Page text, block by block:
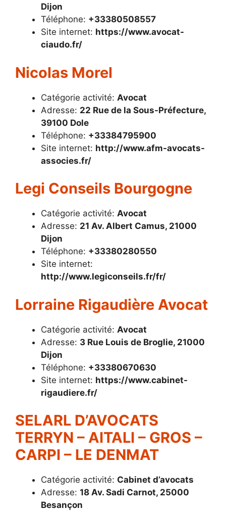
Dijon
Téléphone: +33380508557
Site internet: https://www.avocat-
ciaudo.fr/
Nicolas Morel
Catégorie activité: Avocat
Adresse: 22 Rue de la Sous-Préfecture,
39100 Dole
Téléphone: +33384795900
Site internet: http://www.afm-avocats-
associes.fr/
Legi Conseils Bourgogne
Catégorie activité: Avocat
Adresse: 21 Av. Albert Camus, 21000
Dijon
Téléphone: +33380280550
Site internet:
http://www.legiconseils.fr/fr/
Lorraine Rigaudière Avocat
Catégorie activité: Avocat
Adresse: 3 Rue Louis de Broglie, 21000
Dijon
Téléphone: +33380670630
Site internet: https://www.cabinet-
rigaudiere.fr/
SELARL D’AVOCATS
TERRYN – AITALI – GROS –
CARPI – LE DENMAT
Catégorie activité: Cabinet d’avocats
Adresse: 18 Av. Sadi Carnot, 25000
Besançon